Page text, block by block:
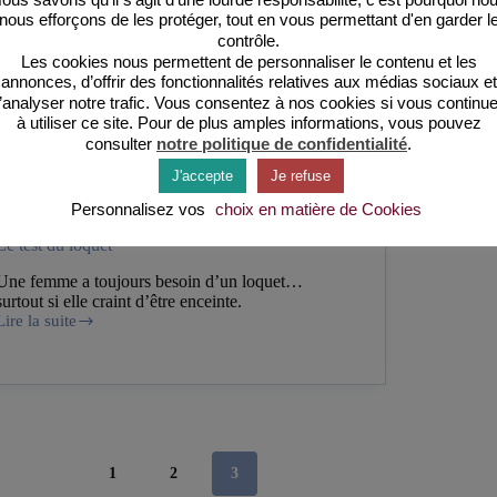
test du loquet
femme a toujours besoin d’un loquet…
si elle craint d’être enceinte.
la suite
1 2 3
nous efforçons de les protéger, tout en vous permettant d'en garder
contrôle.
Les cookies nous permettent de personnaliser le contenu et les
annonces, d’offrir des fonctionnalités relatives aux médias sociaux et
notre trafic. Vous consentez à nos cookies si vous
à utiliser ce site. Pour de plus amples informations, vous pouvez
consulter notre politique de confidentialité.
J'accepte Je refuse
Personnalisez vos choix en matière de Cookies